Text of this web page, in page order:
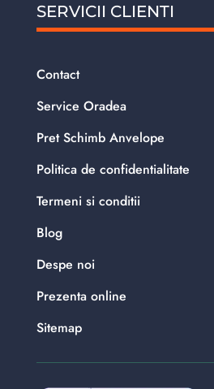
SERVICII CLIENTI
Contact
Service Oradea
Pret Schimb Anvelope
Politica de confidentialitate
Termeni si conditii
Blog
Despe noi
Prezenta online
Sitemap